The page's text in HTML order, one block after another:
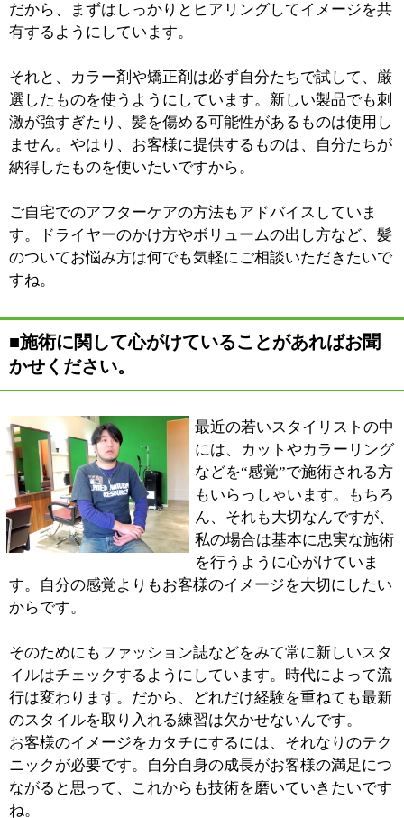
サロンとしての目標は、やはり一人でも多くのお客様に
来ていただくことですね。将来的には複数のサロンを展
開して、「NANEA」グループとして大きくしていきた
いと思います。そのためにも一人ひとりのお客様としっ
かり向き合うことが大切だと思ってます。
個人的には今後は若いスタイリストの育成にも力を入れ
実は、このサロンをオープンするまで知り合いのサロン
の新人研修で講師をしていました。若い人たちの成長を
手助けすることにやりがいも感じますし、何より若い感
性を吸収することで自分自身の成長にもつながると思っ
てます。
だから、もう少し余裕ができたら若いスタイリストたち
に育て上げて、独立を支援する体制を「NANEA」とし
て整えていきたいと思います。
お客様の多くは自分が納得するスタイルというよりも、
人に見られて「その髪型いいね」「どこのサロンに通っ
てるの？」って声をかけられることに喜びを感じるんじ
ゃないでしょうか。
そのためには経験上、鏡でキレイに見えることよりもシ
ルエットが大事だと感じています。サロンを出られたあ
とのこともトータルで考えた施術を行いますので、今の
スタイルに満足していない方にもきっと喜んで頂けると
当サロンは2012年4月にオープンしたばかりです。店内
は明るく清潔ですし、気軽に立ち寄れるアットホームな
お待ちしてます。
※上記記事は2012.12に取材したものです。
情報時間の経過による変化などがございます事をご了承
ください。
このページの先頭へ
江戸川区時間 墨田区時間 葛飾区時間